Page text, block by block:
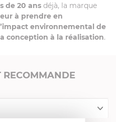
de 20 ans déjà, la marque
à prendre en
environnemental de
conception à la réalisation.
RECOMMANDE